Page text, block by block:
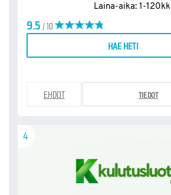
Laina-aika: 1-120kk
9.5/ 10
EHDOT TIEDOT
HAE HETI
4